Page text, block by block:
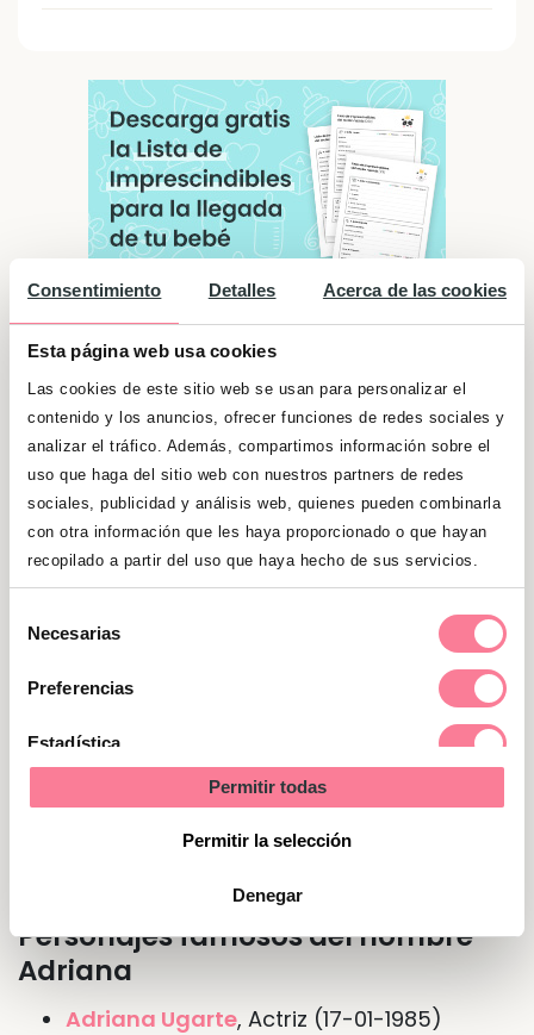
Consentimiento Detalles Acerca de las cookies
Esta página web usa cookies
Las cookies de este sitio web se usan para personalizar el
contenido y los anuncios, ofrecer funciones de redes sociales y
analizar el tráfico. Además, compartimos información sobre el
uso que haga del sitio web con nuestros partners de redes
sociales, publicidad y análisis web, quienes pueden combinarla
con otra información que les haya proporcionado o que hayan
recopilado a partir del uso que haya hecho de sus servicios.
Necesarias
Preferencias
Estadística
Permitir todas
Permitir la selección
Denegar
Significado de "Adriana"
Es una persona buena y generosa, pero tiene
una coraza para evitar que los demás la
hagan daño. Son personas activas, sino están
haciendo algo, buscan a amigos o familiares
para un nuevo plan. Son empáticas y les
gusta ayudar a los otros.
lenguas o idiomas
Adrianne
Adrienne
Personajes famosos del nombre
Adriana
Adriana Ugarte, Actriz (17-01-1985)